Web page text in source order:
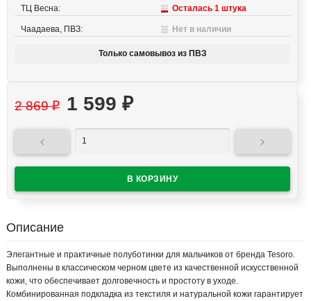
ТЦ Весна: Осталась 1 штука
Чаадаева, ПВЗ: Нет в наличии
Только самовывоз из ПВЗ
2 869₽ 1 599 ₽
 
Описание
Элегантные и практичные полуботинки для мальчиков от бренда Tesoro.
Выполнены в классическом черном цвете из качественной искусственной
кожи, что обеспечивает долговечность и простоту в уходе.
Комбинированная подкладка из текстиля и натуральной кожи гарантирует